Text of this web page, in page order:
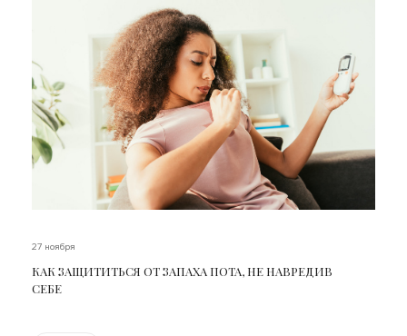
27 ноября
КАК ЗАЩИТИТЬСЯ ОТ ЗАПАХА ПОТА, НЕ НАВРЕДИВ
СЕБЕ